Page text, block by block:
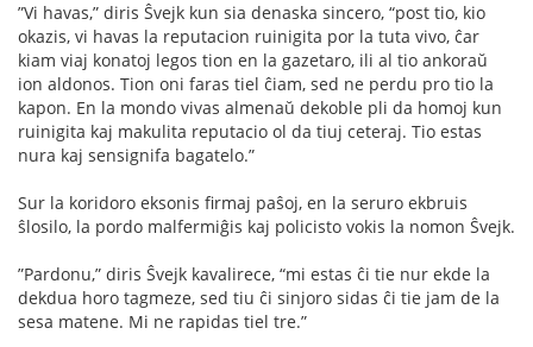
”Vi havas,” diris Ŝvejk kun sia denaska sincero, “post tio, kio
okazis, vi havas la reputacion ruinigita por la tuta vivo, ĉar
kiam viaj konatoj legos tion en la gazetaro, ili al tio ankoraŭ
ion aldonos. Tion oni faras tiel ĉiam, sed ne perdu pro tio la
kapon. En la mondo vivas almenaŭ dekoble pli da homoj kun
ruinigita kaj makulita reputacio ol da tiuj ceteraj. Tio estas
nura kaj sensignifa bagatelo.”
Sur la koridoro eksonis ﬁrmaj paŝoj, en la seruro ekbruis
ŝlosilo, la pordo malfermiĝis kaj policisto vokis la nomon Ŝvejk.
”Pardonu,” diris Ŝvejk kavalirece, “mi estas ĉi tie nur ekde la
dekdua horo tagmeze, sed tiu ĉi sinjoro sidas ĉi tie jam de la
sesa matene. Mi ne rapidas tiel tre.”